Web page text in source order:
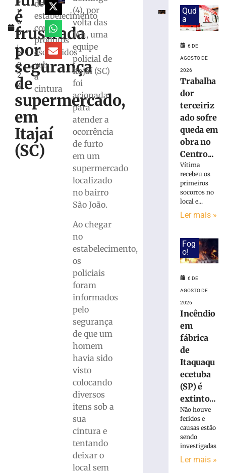
t
o
5
,
2
0
2
4
é
frustrada
por
segurança
de
supermercado,
em
Itajaí
(SC)
do
estabelecimento
com
produtos
escondidos
sob
a
cintura
(4), por
volta das
16h, uma
equipe
policial de
Itajaí (SC)
foi
acionada
para
atender a
ocorrência
de furto
em um
supermercado
localizado
no bairro
São João.
Ao chegar
no
estabelecimento,
os
policiais
foram
informados
pelo
segurança
de que um
homem
havia sido
visto
colocando
diversos
itens sob a
sua
cintura e
tentando
deixar o
local sem
queda
em
Centro
Administrativo
Havan
Brusque
Funcionária
morre
ônibus
invadir
restaurante
margens
Papanduva
Incêndio
fábrica
Qud
a
6 DE
AGOSTO DE
2026
Trabalha
dor
terceiriz
ado sofre
queda em
obra no
Centro...
Vítima
recebeu os
primeiros
socorros no
local e...
Ler mais »
Fog
o!
6 DE
AGOSTO DE
2026
Incêndio
em
fábrica
de
Itaquaqu
ecetuba
(SP) é
extinto...
Não houve
feridos e
causas estão
sendo
investigadas
Ler mais »